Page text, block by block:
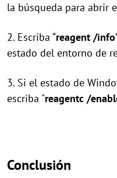
la búsqueda para abrir
2. Escriba “reagent /info
estado del entorno de
3. Si el estado de
escriba "reagentc /
Conclusión